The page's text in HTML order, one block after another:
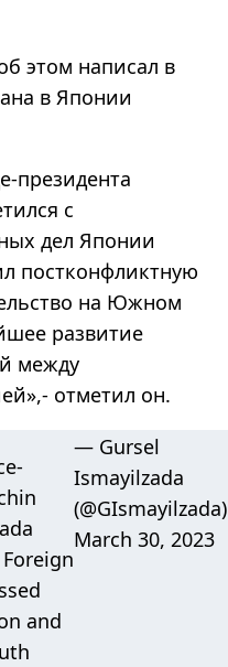
этом написал в
в Японии
президента
с
дел Японии
постконфликтную
на Южном
развитие
между
отметил он.
and
— Gursel
Ismayilzada
(@GIsmayilzada)
March 30, 2023